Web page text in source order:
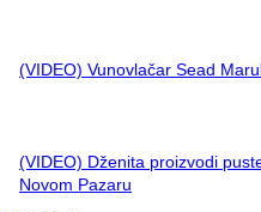
(VIDEO) Vunovlačar Sead
(VIDEO) Dženita proizvodi
Novom Pazaru